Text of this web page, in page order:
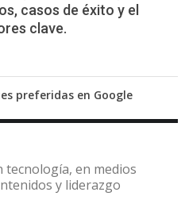
casos de éxito y el
clave.
preferidas en Google
tecnología, en medios
y liderazgo